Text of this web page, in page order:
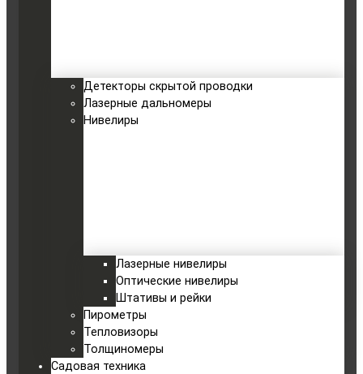
Детекторы скрытой проводки
Лазерные дальномеры
Нивелиры
Лазерные нивелиры
Оптические нивелиры
Штативы и рейки
Пирометры
Тепловизоры
Толщиномеры
Садовая техника